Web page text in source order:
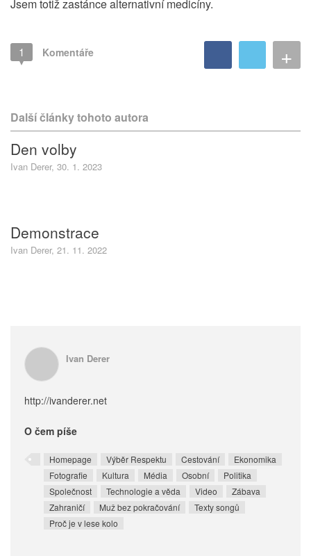
Jsem totiž zastánce alternativní medicíny.
1 Komentáře +
Další články tohoto autora
Den volby
Ivan Derer, 30. 1. 2023
Demonstrace
Ivan Derer, 21. 11. 2022
Ivan Derer
http://ivanderer.net
O čem píše
Homepage Výběr Respektu Cestování
Ekonomika
Fotografie
Kultura Média Osobní
Politika
Společnost
Technologie a věda Video
Zábava
Zahraničí
Muž bez pokračování
Texty songů
Proč je v lese kolo